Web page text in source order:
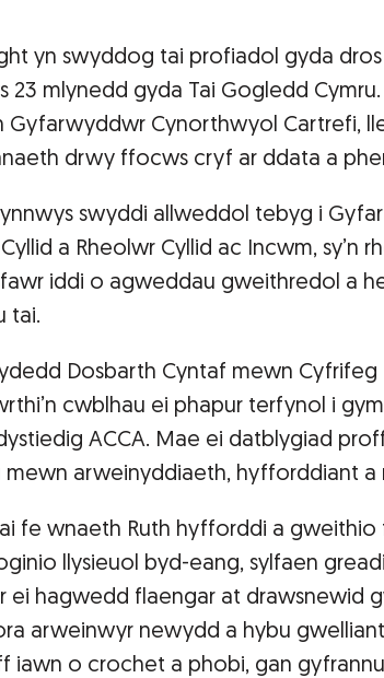
yn swyddog tai profiadol gyda
23 mlynedd gyda Tai Gogledd
Gyfarwyddwr Cynorthwyol Cartrefi,
drwy ffocws cryf ar ddata a
swyddi allweddol tebyg i
a Rheolwr Cyllid ac Incwm, sy’n
iddi o agweddau gweithredol a
tai.
Dosbarth Cyntaf mewn Cyfrifeg
cwblhau ei phapur terfynol i
ACCA. Mae ei datblygiad
mewn arweinyddiaeth, hyfforddiant a
fe wnaeth Ruth hyfforddi a gweithio
llysieuol byd-eang, sylfaen
ei hagwedd flaengar at drawsnewid
arweinwyr newydd a hybu
iawn o crochet a phobi, gan